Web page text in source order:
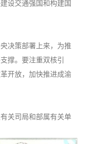
设交通强国和构建国
决策部署上来，为推
撑。要注重双核引
开放，加快推进成渝
关司局和部属有关单